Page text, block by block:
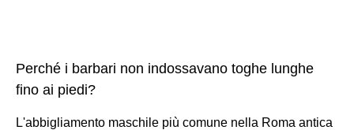
Perché i barbari non indossavano toghe lunghe
fino ai piedi?
L'abbigliamento maschile più comune nella Roma antica